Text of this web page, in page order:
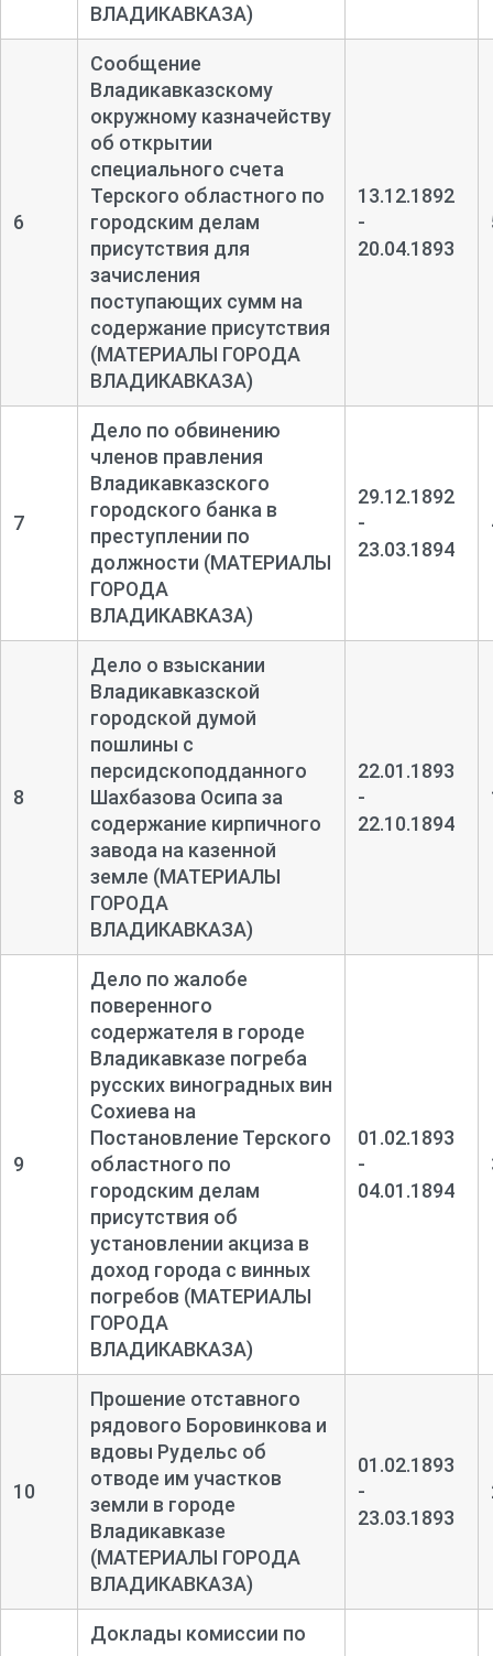
ВЛАДИКАВКАЗА)
6
Сообщение
Владикавказскому
окружному казначейству
об открытии
специального счета
Терского областного по
городским делам
присутствия для
зачисления
поступающих сумм на
содержание присутствия
(МАТЕРИАЛЫ ГОРОДА
ВЛАДИКАВКАЗА)
13.12.1892
-
20.04.1893
7
Дело по обвинению
членов правления
Владикавказского
городского банка в
преступлении по
должности (МАТЕРИАЛЫ
ГОРОДА
ВЛАДИКАВКАЗА)
29.12.1892
-
23.03.1894
8
Дело о взыскании
Владикавказской
городской думой
пошлины с
персидскоподданного
Шахбазова Осипа за
содержание кирпичного
завода на казенной
земле (МАТЕРИАЛЫ
ГОРОДА
ВЛАДИКАВКАЗА)
22.01.1893
-
22.10.1894
9
Дело по жалобе
поверенного
содержателя в городе
Владикавказе погреба
русских виноградных вин
Сохиева на
Постановление Терского
областного по
городским делам
присутствия об
установлении акциза в
доход города с винных
погребов (МАТЕРИАЛЫ
ГОРОДА
ВЛАДИКАВКАЗА)
01.02.1893
-
04.01.1894
10
Прошение отставного
рядового Боровинкова и
вдовы Рудельс об
отводе им участков
земли в городе
Владикавказе
(МАТЕРИАЛЫ ГОРОДА
ВЛАДИКАВКАЗА)
01.02.1893
-
23.03.1893
Доклады комиссии по